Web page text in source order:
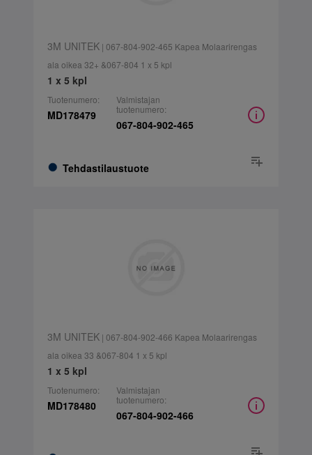
3M UNITEK| 067-804-902-465 Kapea Molaarirengas
ala oikea 32+ &067-804 1 x 5 kpl
1 x 5 kpl
Tuotenumero:
MD178479
Tehdastilaustuote
Valmistajan
tuotenumero:
067-804-902-465
3M UNITEK| 067-804-902-466 Kapea Molaarirengas
ala oikea 33 &067-804 1 x 5 kpl
1 x 5 kpl
Tuotenumero:
MD178480
Valmistajan
tuotenumero:
067-804-902-466